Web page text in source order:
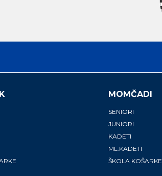
MOMČADI
SENIORI
JUNIORI
KADETI
ML.KADETI
ŠKOLA KOŠARKE